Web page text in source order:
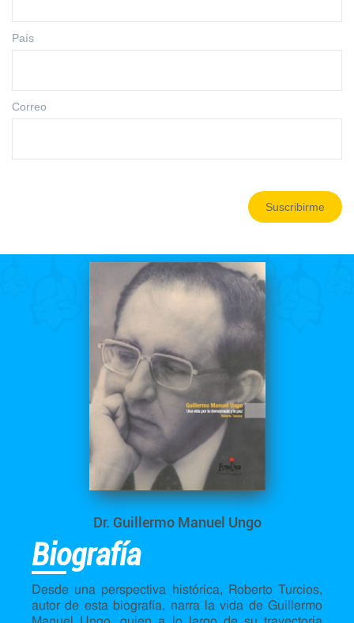
País
Correo
Suscribirme
Dr. Guillermo Manuel Ungo
Biografía
Desde una perspectiva histórica, Roberto Turcios,
autor de esta biografía, narra la vida de Guillermo